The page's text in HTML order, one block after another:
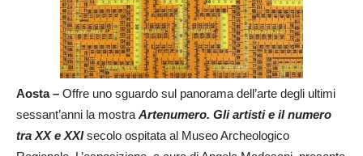
Aosta – Offre uno sguardo sul panorama dell’arte degli ultimi
sessant’anni la mostra Artenumero. Gli artisti e il numero
tra XX e XXI secolo ospitata al Museo Archeologico